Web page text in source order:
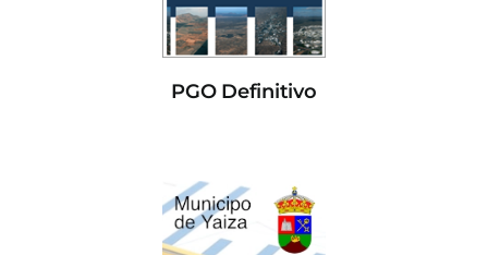
PGO Definitivo